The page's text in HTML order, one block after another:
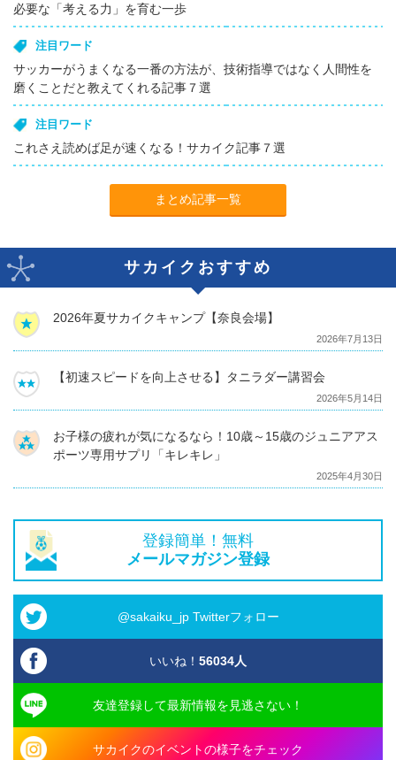
必要な「考える力」を育む一歩
注目ワード
サッカーがうまくなる一番の方法が、技術指導ではなく人間性を
磨くことだと教えてくれる記事７選
注目ワード
これさえ読めば足が速くなる！サカイク記事７選
まとめ記事一覧
サカイクおすすめ
2026年夏サカイクキャンプ【奈良会場】
2026年7月13日
【初速スピードを向上させる】タニラダー講習会
2026年5月14日
お子様の疲れが気になるなら！10歳～15歳のジュニアアス
ポーツ専用サプリ「キレキレ」
2025年4月30日
登録簡単！無料
メールマガジン登録
@sakaiku_jp Twitterフォロー
いいね！ 56034人
友達登録して最新情報を見逃さない！
サカイクのイベントの様子をチェック